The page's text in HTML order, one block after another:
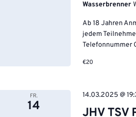
Wasserbrenner
Ab 18 Jahren
jedem
Telefonnummer
€20
FR.
14 JHV TSV
14.03.2025 @